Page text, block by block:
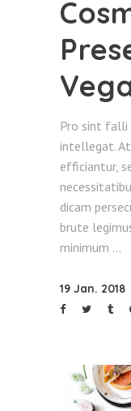
Pro sint falli
intellegat.
efficiantur,
dicam
brute
minimum
19 Jan. 2018